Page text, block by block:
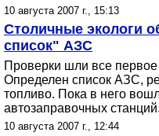
10 августа 2007 г., 15:13
Столичные экологи
список" АЗС
Проверки шли все первое
Определен список АЗС,
топливо. Пока в него
автозаправочных станций.
10 августа 2007 г., 12:44